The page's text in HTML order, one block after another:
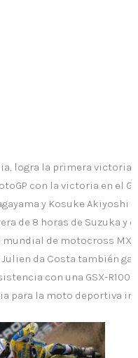
logra la primera victoria
con la victoria en el
y Kosuke Akiyoshi
de 8 horas de Suzuka y
de motocross
da Costa también
con una GSX-
para la moto deportiva